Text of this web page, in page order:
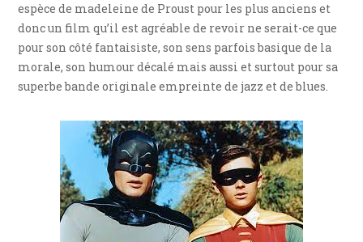
espèce de madeleine de Proust pour les plus anciens et
donc un film qu’il est agréable de revoir ne serait-ce que
pour son côté fantaisiste, son sens parfois basique de la
morale, son humour décalé mais aussi et surtout pour sa
superbe bande originale empreinte de jazz et de blues.